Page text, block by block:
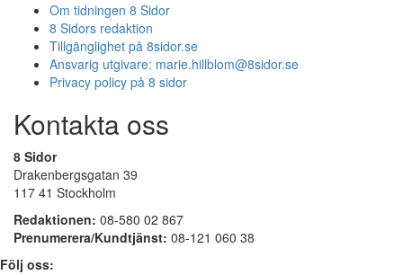
Om tidningen 8 Sidor
8 Sidors redaktion
Tillgänglighet på 8sidor.se
Ansvarig utgivare: marie.hillblom@8sidor.se
Privacy policy på 8 sidor
Kontakta oss
8 Sidor
Drakenbergsgatan 39
117 41 Stockholm
Redaktionen: 08-580 02 867
Prenumerera/Kundtjänst: 08-121 060 38
Följ oss: